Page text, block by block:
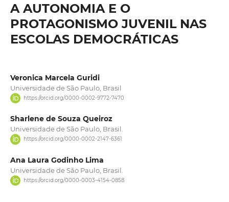
A AUTONOMIA E O
PROTAGONISMO JUVENIL NAS
ESCOLAS DEMOCRÁTICAS
Veronica Marcela Guridi
Universidade de São Paulo, Brasil
https://orcid.org/0000-0002-9772-7470
Sharlene de Souza Queiroz
Universidade de São Paulo, Brasil.
https://orcid.org/0000-0002-2147-6361
Ana Laura Godinho Lima
Universidade de São Paulo, Brasil.
https://orcid.org/0000-0003-4154-0858